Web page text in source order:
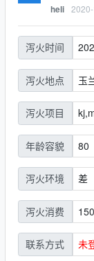
heli
泻火时间
泻火地点 玉
泻火项目
年龄容貌 80
泻火环境 差
泻火消费 150
联系方式 未